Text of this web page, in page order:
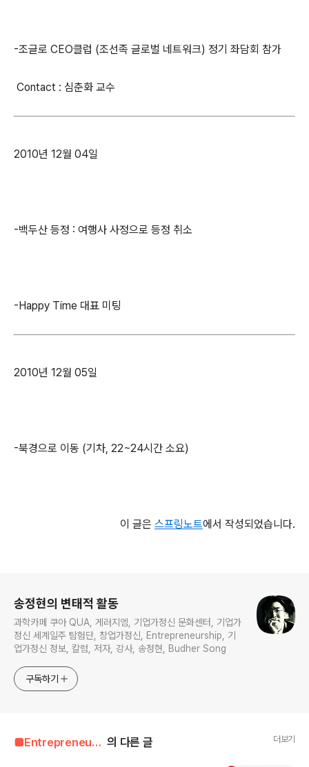
-조글로 CEO클럽 (조선족 글로벌 네트워크) 정기 좌담회 참가
Contact : 심춘화 교수
2010년 12월 04일
-백두산 등정 : 여행사 사정으로 등정 취소
-Happy Time 대표 미팅
2010년 12월 05일
-북경으로 이동 (기차, 22~24시간 소요)
이 글은 스프링노트에서 작성되었습니다.
송정현의 변태적 활동
과학카페 쿠아 QUA, 게러지엠, 기업가정신 문화센터, 기업가
정신 세계일주 탐험단, 창업가정신, Entrepreneurship, 기
업가정신 정보, 칼럼, 저자, 강사, 송정현, Budher Song
구독하기
■Entrepreneur■■■/Entrepreneur's Timetable 의 다른 글 더보기